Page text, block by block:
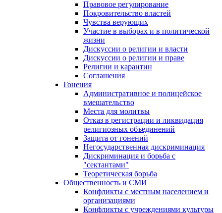
Правовое регулирование
Покровительство властей
Чувства верующих
Участие в выборах и в политической
жизни
Дискуссии о религии и власти
Дискуссии о религии и праве
Религии и карантин
Соглашения
Гонения
Административное и полицейское
вмешательство
Места для молитвы
Отказ в регистрации и ликвидация
религиозных объединений
Защита от гонений
Негосударственная дискриминация
Дискриминация и борьба с
"сектантами"
Теоретическая борьба
Общественность и СМИ
Конфликты с местным населением и
организациями
Конфликты с учреждениями культуры